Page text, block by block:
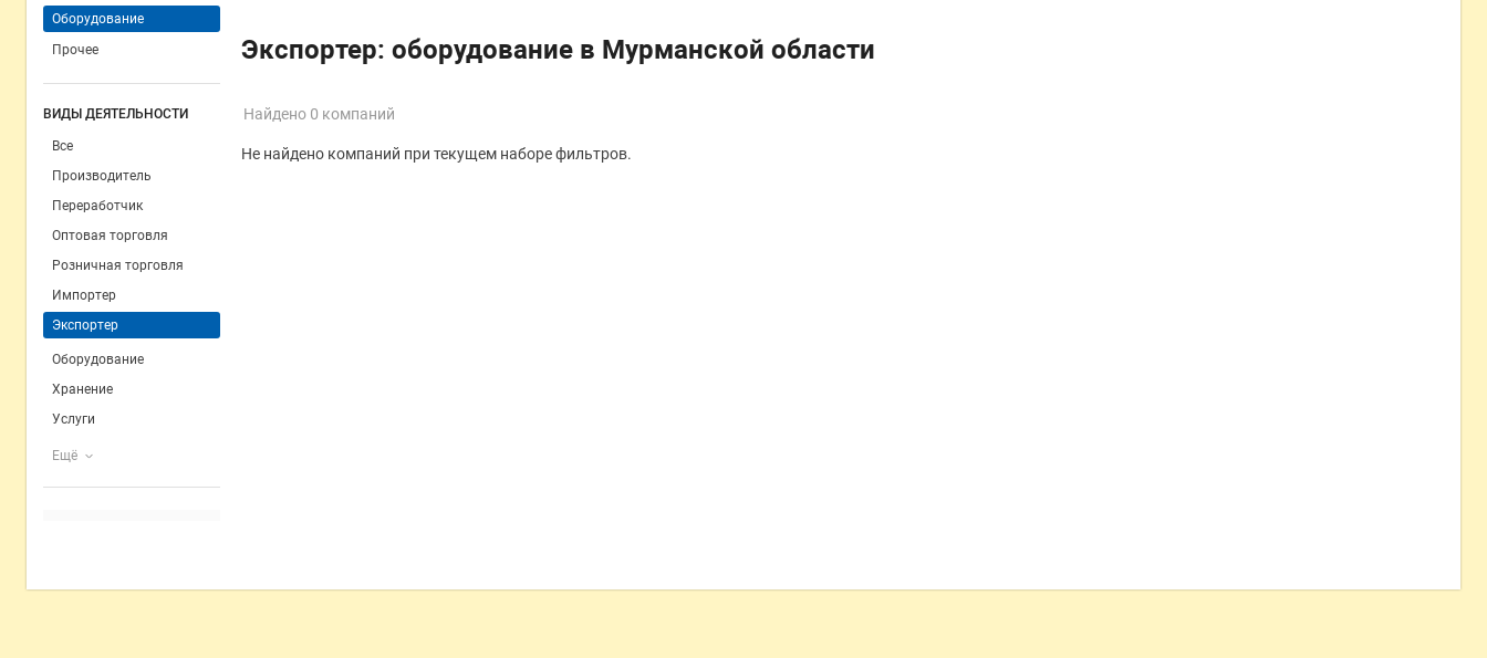
Оборудование
Прочее
ВИДЫ ДЕЯТЕЛЬНОСТИ
Все
Производитель
Переработчик
Оптовая торговля
Розничная торговля
Импортер
Экспортер
Оборудование
Хранение
Услуги
Ещё
Экспортер: оборудование в Мурманской области
Найдено 0 компаний
Не найдено компаний при текущем наборе фильтров.